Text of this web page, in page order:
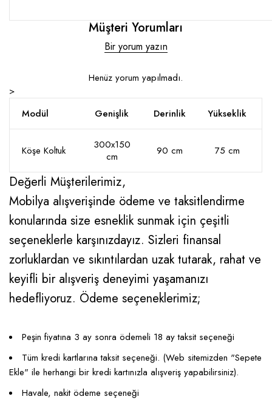
Müşteri Yorumları
Bir yorum yazın
Henüz yorum yapılmadı.
>
Modül
Genişlik Derinlik Yükseklik
Köşe Koltuk
300x150
cm
90 cm 75 cm
Değerli Müşterilerimiz,
Mobilya alışverişinde ödeme ve taksitlendirme
konularında size esneklik sunmak için çeşitli
seçeneklerle karşınızdayız. Sizleri finansal
zorluklardan ve sıkıntılardan uzak tutarak, rahat ve
keyifli bir alışveriş deneyimi yaşamanızı
hedefliyoruz. Ödeme seçeneklerimiz;
Peşin fiyatına 3 ay sonra ödemeli 18 ay taksit seçeneği
Tüm kredi kartlarına taksit seçeneği. (Web sitemizden "Sepete
Ekle" ile herhangi bir kredi kartınızla alışveriş yapabilirsiniz).
Havale, nakit ödeme seçeneği